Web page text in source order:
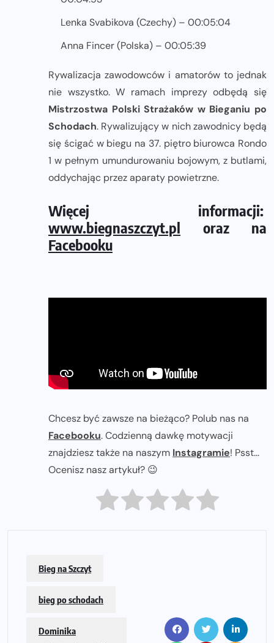
Lenka Svabikova (Czechy) – 00:05:04
Anna Fincer (Polska) – 00:05:39
Rywalizacja zawodowców i amatorów to jednak
nie wszystko. W ramach imprezy odbędą się
Mistrzostwa Polski Strażaków w Bieganiu po
Schodach. Rywalizujący w nich zawodnicy będą
się ścigać w biegu na 37. piętro biurowca Rondo
1 w pełnym umundurowaniu bojowym, z butlami,
oddychając przez aparaty powietrzne.
Więcej informacji:
www.biegnaszczyt.pl oraz na
Facebooku
Chcesz być zawsze na bieżąco? Polub nas na
Facebooku. Codzienną dawkę motywacji
znajdziesz także na naszym Instagramie! Psst...
Ocenisz nasz artykuł? 😉
Bieg na Szczyt
bieg po schodach
Dominika